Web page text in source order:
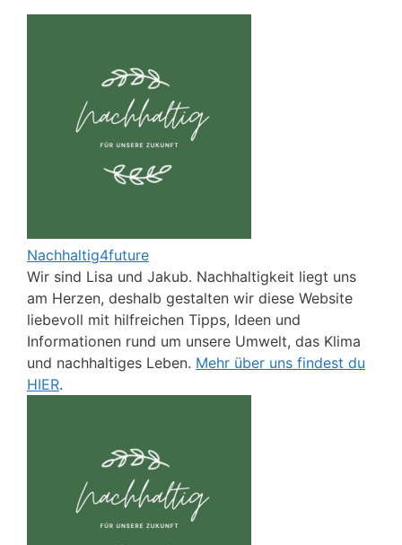
Nachhaltig4future
Wir sind Lisa und Jakub. Nachhaltigkeit liegt uns
am Herzen, deshalb gestalten wir diese Website
liebevoll mit hilfreichen Tipps, Ideen und
Informationen rund um unsere Umwelt, das Klima
und nachhaltiges Leben. Mehr über uns findest du
HIER.